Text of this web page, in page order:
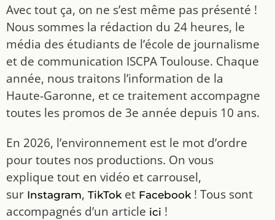
Avec tout ça, on ne s’est même pas présenté !
Nous sommes la rédaction du 24 heures, le
média des étudiants de l’école de journalisme
et de communication ISCPA Toulouse. Chaque
année, nous traitons l’information de la
Haute-Garonne, et ce traitement accompagne
toutes les promos de 3e année depuis 10 ans.
En 2026, l’environnement est le mot d’ordre
pour toutes nos productions. On vous
explique tout en vidéo et carrousel,
sur Instagram, TikToket Facebook! Tous sont
accompagnés d’un article ici !